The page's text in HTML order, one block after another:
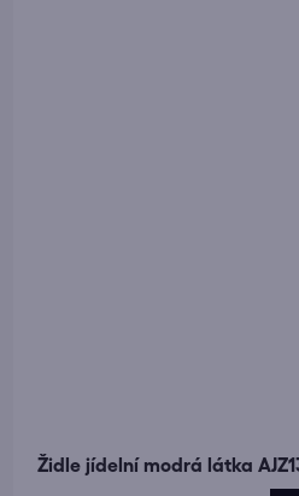
Židle jídelní modrá látka